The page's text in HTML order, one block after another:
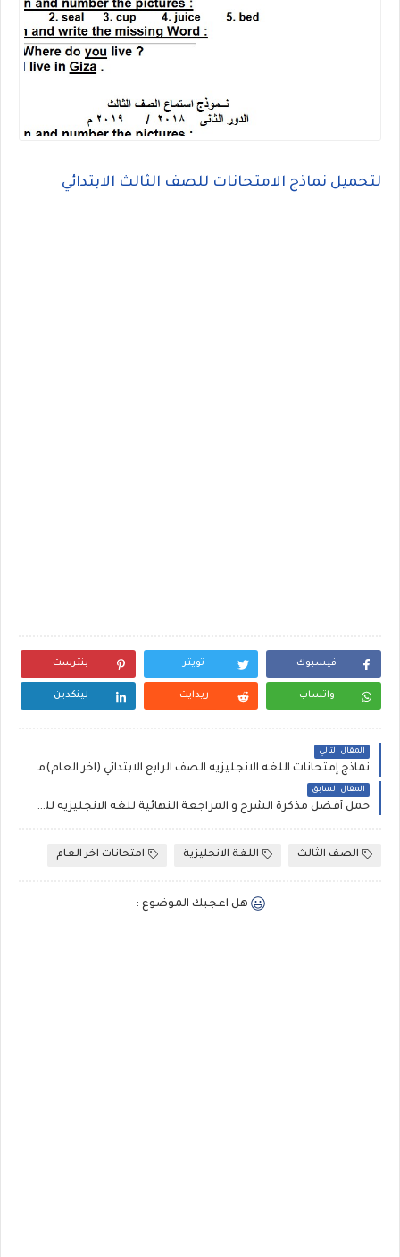
لتحميل نماذج الامتحانات للصف الثالث الابتدائي
فيسبوك تويتر بنترست
واتساب ريدايت لينكدين
المقال التالي
نماذج إمتحانات اللغه الانجليزيه الصف الرابع الابتدائي (اخر العام)مستر علي الهاروني
المقال السابق
حمل أفضل مذكرة الشرح و المراجعة النهائية للغه الانجليزيه للصف الثالث الاعدادى ترم ثان ,مستر حمادة حشيش.
الصف الثالث اللغة الانجليزية امتحانات اخر العام
هل اعجبك الموضوع :